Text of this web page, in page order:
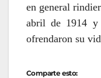
en general
abril de 1914 y
ofrendaron su
Comparte esto: